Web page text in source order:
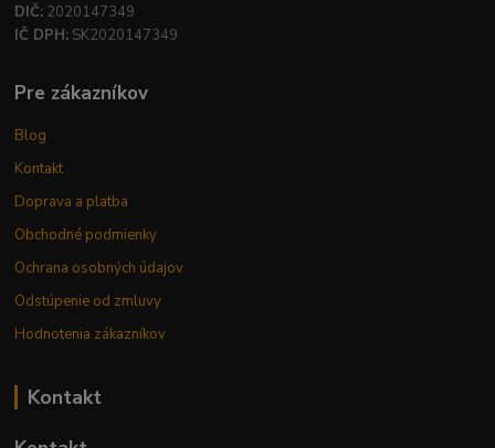
DIČ: 2020147349
IČ DPH: SK2020147349
Pre zákazníkov
Blog
Kontakt
Doprava a platba
Obchodné podmienky
Ochrana osobných údajov
Odstúpenie od zmluvy
Hodnotenia zákazníkov
Kontakt